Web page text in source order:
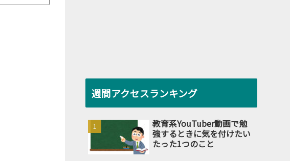
週間アクセスランキング
教育系YouTuber動画で勉
強するときに気を付けたい
たった1つのこと